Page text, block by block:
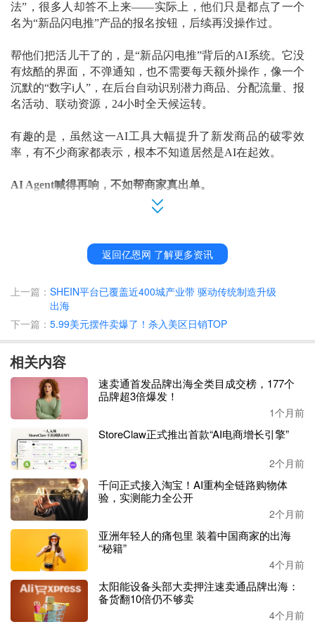
法”，很多人却答不上来——实际上，他们只是都点了一个
名为“新品闪电推”产品的报名按钮 ，后续再没操作过。
帮他们把活儿干了的 ，是“新品闪电推”背后的AI系统。它没
有炫酷的界面，不弹通知，也不需要每天额外操作， 像一个
沉默的“数字i人”，在后台自动识别潜力商品、分配流量、报
名活动、联动资源， 24小时全天候运转。
有趣的是，虽然这一AI工具大幅提升了新发商品的破零效
率，有不少商家都表示， 根本不知道居然是AI在起效。
AI Agent喊得再响，不如帮商家真出单。
Naturehike，是新品闪电推Agent试运
爱好者设计的涉水鞋 ，第二天即收获西班牙首单，第三天
5单，覆盖波兰、希腊、韩国等地。
挪客速卖通运营负责人表示，相 比以往耗费大量时间选品、
比价、手动报名活动
的孵化 效率提升近半，且完全无需人工干预。
“以前是我们在找流量，现在更像是流量
家。”该负责人总结道。
AI系统也在专业门槛高、用户决策链长的 高客单品类中
展现效果。
来自山东济宁的工厂老板老田，
2025年7月开始在速卖通做
汽摩配类目，主推一款专供海外
“三蹦子”。这款 产品单价超2000美元，买家决策周期长，新
店冷启动尤其困难。
“按以往经验，新店要一个月左右，日
均访问量才能破千。”老田说。
“三蹦子”新品上架后，被新品闪电推判定为高潜商品开始自
动推广。效果被老田称为
7天，店铺
日均访问量就突破1000，随后几天冲到上万，远超过去他自
己花钱去站外投流的效果，且零操作、零额外成本。10天不
到的时间，就成功售出了20台。
返回亿恩网 了解更多资讯
上一篇： SHEIN平台已覆盖近400城产业带 驱动传统制造升级
出海
下一篇： 5.99美元摆件卖爆了！杀入美区日销TOP
相关内容
速卖通首发品牌出海全类目成交榜，177个
品牌超3倍爆发！
1个月前
StoreClaw正式推出首款“AI电商增长引擎”
2个月前
千问正式接入淘宝！AI重构全链路购物体
验，实测能力全公开
2个月前
亚洲年轻人的痛包里 装着中国商家的出海
“秘籍”
4个月前
太阳能设备头部大卖押注速卖通品牌出海：
备货翻10倍仍不够卖
4个月前